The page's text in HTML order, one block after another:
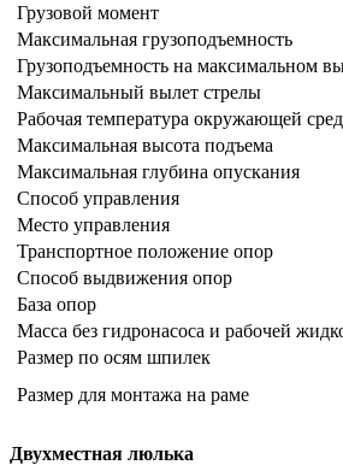
Грузовой момент
Максимальная грузоподъемность
Грузоподъемность на максимальном
Максимальный вылет стрелы
Рабочая температура окружающей
Максимальная высота подъема
Максимальная глубина опускания
Способ управления
Место управления
Транспортное положение опор
Способ выдвижения опор
База опор
Масса без гидронасоса и рабочей
Размер по осям шпилек
Размер для монтажа на раме
Двухместная люлька